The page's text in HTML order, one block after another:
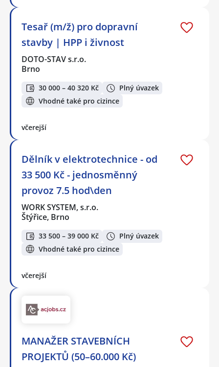
Tesař (m/ž) pro dopravní
stavby | HPP i živnost
DOTO-STAV s.r.o.
Brno
30 000 – 40 320 Kč
Plný úvazek
Vhodné také pro cizince
včerejší
Dělník v elektrotechnice - od
33 500 Kč - jednosměnný
provoz 7.5 hod\den
WORK SYSTEM, s.r.o.
Štýřice, Brno
33 500 – 39 000 Kč
Plný úvazek
Vhodné také pro cizince
včerejší
MANAŽER STAVEBNÍCH
PROJEKTŮ (50–60.000 Kč)